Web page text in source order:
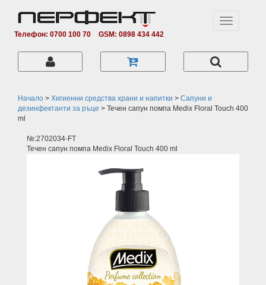
Телефон: 0700 100 70 GSM: 0898 434 442
Toggle
Начало > Хигиенни средства храни и напитки > Сапуни и
дезинфектанти за ръце > Течен сапун помпа Medix Floral Touch 400
ml
№:2702034-FT
Течен сапун помпа Medix Floral Touch 400 ml